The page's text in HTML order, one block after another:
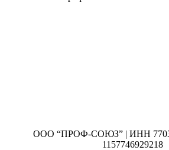
ООО “ПРОФ-СОЮЗ” | ИНН
1157746929218